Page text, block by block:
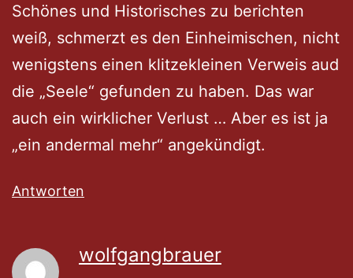
Schönes und Historisches zu berichten
weiß, schmerzt es den Einheimischen, nicht
wenigstens einen klitzekleinen Verweis aud
die „Seele“ gefunden zu haben. Das war
auch ein wirklicher Verlust … Aber es ist ja
„ein andermal mehr“ angekündigt.
Antworten
wolfgangbrauer